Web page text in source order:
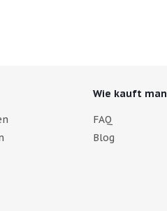
Wie kauft man
FAQ
Blog